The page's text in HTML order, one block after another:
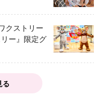
クストリー
ー』限定グ
る